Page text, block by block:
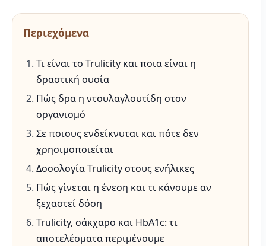
Περιεχόμενα
Τι είναι το Trulicity και ποια είναι η
δραστική ουσία
Πώς δρα η ντουλαγλουτίδη στον
οργανισμό
Σε ποιους ενδείκνυται και πότε δεν
χρησιμοποιείται
Δοσολογία Trulicity στους ενήλικες
Πώς γίνεται η ένεση και τι κάνουμε αν
ξεχαστεί δόση
Trulicity, σάκχαρο και HbA1c: τι
αποτελέσματα περιμένουμε